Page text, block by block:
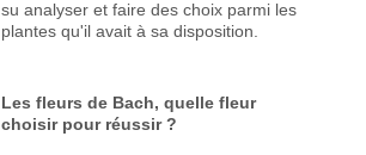
su analyser et faire des choix parmi les
plantes qu'il avait à sa disposition.
Les fleurs de Bach, quelle fleur
choisir pour réussir ?